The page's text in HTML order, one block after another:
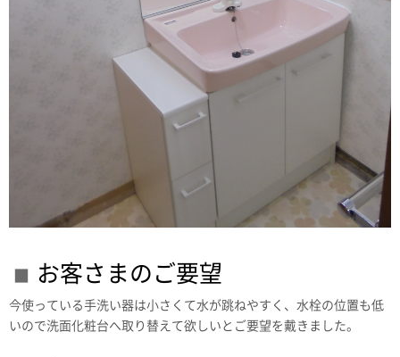
お客さまのご要望
今使っている手洗い器は小さくて水が跳ねやすく、水栓の位置も低
いので洗面化粧台へ取り替えて欲しいとご要望を戴きました。